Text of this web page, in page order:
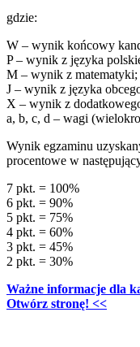
gdzie:
W – wynik końcowy
P – wynik z języka
M – wynik z matematyki;
J – wynik z języka
X – wynik z
a, b, c, d – wagi
Wynik egzaminu
procentowe w
7 pkt. = 100%
6 pkt. = 90%
5 pkt. = 75%
4 pkt. = 60%
3 pkt. = 45%
2 pkt. = 30%
Ważne informacje dla
Otwórz stronę! <<